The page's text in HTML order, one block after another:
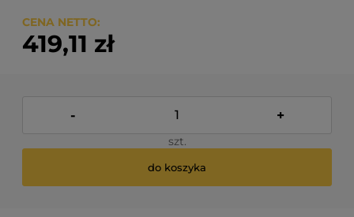
CENA NETTO:
419,11 zł
- +
szt.
do koszyka